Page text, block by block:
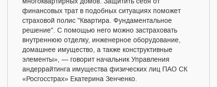
финансовых трат в подобных ситуациях поможет
страховой полис "Квартира. Фундаментальное
решение". С помощью него можно застраховать
внутреннюю отделку, инженерное оборудование,
домашнее имущество, а также конструктивные
элементы», — говорит начальник Управления
андеррайтинга имущества физических лиц ПАО СК
«Росгосстрах» Екатерина Зенченко.